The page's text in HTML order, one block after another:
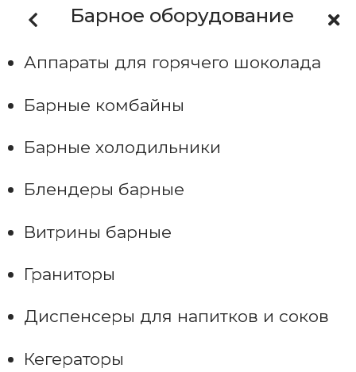
Барное оборудование
Аппараты для горячего шоколада
Барные комбайны
Барные холодильники
Блендеры барные
Витрины барные
Граниторы
Диспенсеры для напитков и соков
Кегераторы